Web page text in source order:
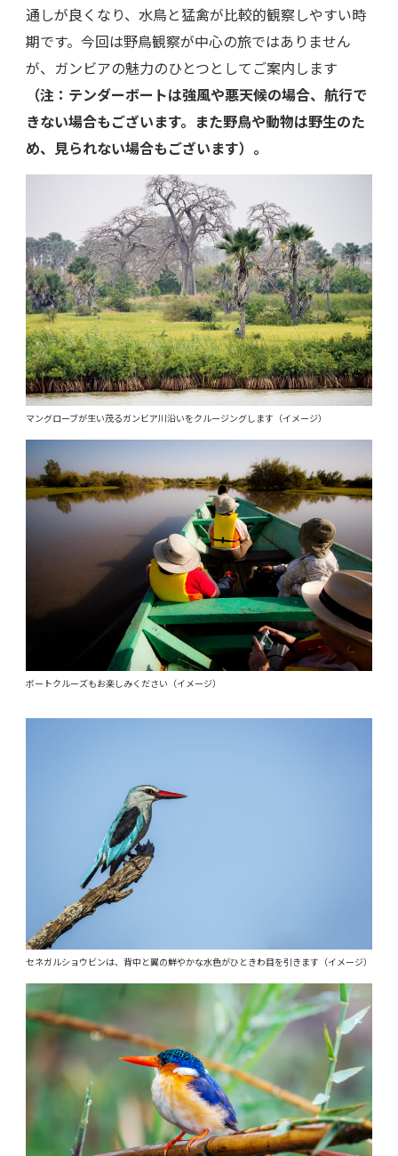
通しが良くなり、水鳥と猛禽が比較的観察しやすい時
期です。今回は野鳥観察が中心の旅ではありません
が、ガンビアの魅力のひとつとしてご案内します
（注：テンダーボートは強風や悪天候の場合、航行で
きない場合もございます。また野鳥や動物は野生のた
め、見られない場合もございます）。
マングローブが生い茂るガンビア川沿いをクルージングします（イメージ）
ボートクルーズもお楽しみください（イメージ）
セネガルショウビンは、背中と翼の鮮やかな水色がひときわ目を引きます（イメージ）